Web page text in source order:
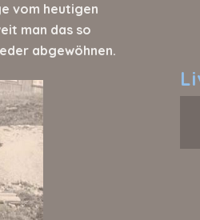
vom heutigen
man das so
abgewöhnen.